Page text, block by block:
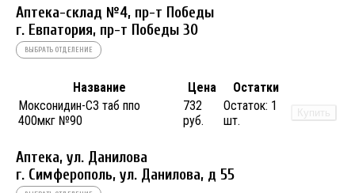
Аптека-склад №4, пр-т Победы
г. Евпатория, пр-т Победы 30
ВЫБРАТЬ ОТДЕЛЕНИЕ
Название Цена
Остатки
Моксонидин-СЗ таб ппо
400мкг №90
732
руб.
Остаток: 1
шт.
Купить
Аптека, ул. Данилова
г. Симферополь, ул. Данилова, д 55